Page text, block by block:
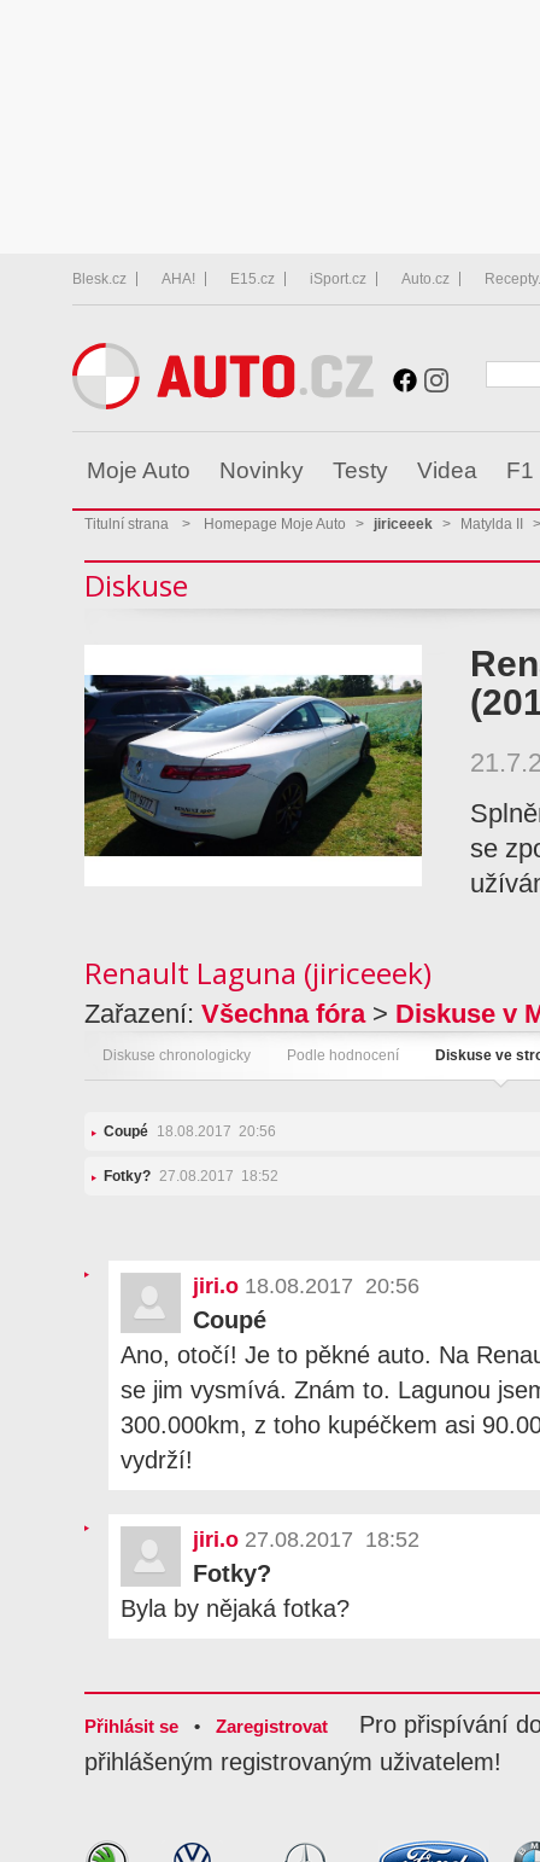
Blesk.cz AHA! E15.cz iSport.cz Auto.cz
Moje Auto Novinky Testy Videa F1
Titulní strana > Homepage Moje Auto > jiriceeek > Matylda II >
Diskuse
se
Renault Laguna (jiriceeek)
Zařazení: Všechna fóra> Diskuse v
Diskuse chronologicky Podle hodnocení Diskuse ve
Coupé 18.08.2017 20:56
Fotky? 27.08.2017 18:52
jiri.o 18.08.2017 20:56
Coupé
Ano, otočí! Je to pěkné auto. Na
se jim vysmívá. Znám to. Lagunou
300.000km, z toho kupéčkem asi
vydrží!
jiri.o 27.08.2017 18:52
Fotky?
Byla by nějaká fotka?
Přihlásit se • Zaregistrovat
Pro přispívání
přihlášeným registrovaným uživatelem!